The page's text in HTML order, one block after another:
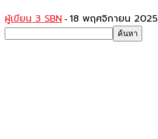
ผู้เขียน 3 SBN - 18 พฤศจิกายน 2025